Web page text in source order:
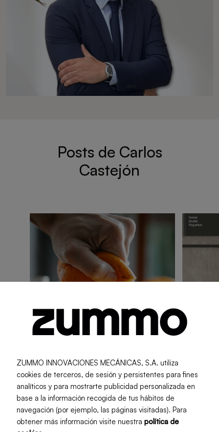
Posts de Carlos
Castejón
A fresh touch
Differences Between
ZUMMO INNOVACIONES MECÁNICAS, S.A. utiliza
cookies de terceros, de sesión y persistentes para fines
analíticos y para mostrarte publicidad personalizada en
base a la información recogida de tus hábitos de
navegación (por ejemplo, las páginas visitadas). Para
obtener más información visite nuestra política de